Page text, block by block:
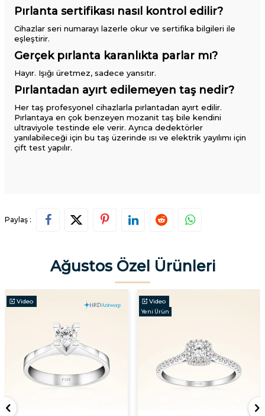
Pırlanta sertifikası nasıl kontrol edilir?
Cihazlar seri numarayı lazerle okur ve sertifika bilgileri ile
eşleştirir.
Gerçek pırlanta karanlıkta parlar mı?
Hayır. Işığı üretmez, sadece yansıtır.
Pırlantadan ayırt edilemeyen taş nedir?
Her taş profesyonel cihazlarla pırlantadan ayırt edilir.
Pırlantaya en çok benzeyen mozanit taş bile kendini
ultraviyole testinde ele verir. Ayrıca dedektörler
yanılabileceği için bu taş üzerinde ısı ve elektrik yayılımı için
çift test yapılır.
Paylaş :
Ağustos Özel Ürünleri
Video Video
Yeni Ürün